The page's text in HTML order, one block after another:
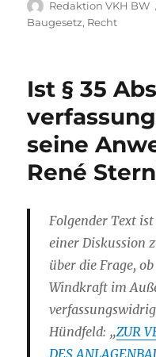
Autor
Redaktion VKH BW
Baugesetz, Recht
Ist § 35
seine
René
Folgender Text
einer Diskussion
über die Frage,
Windkraft im
Hündfeld: „ZUR